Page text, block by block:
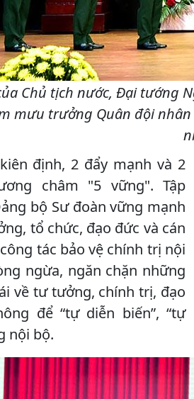
Chủ tịch nước, Đại tướng
mưu trưởng Quân đội
định, 2 đẩy mạnh và 2
châm "5 vững". Tập
bộ Sư đoàn vững mạnh
tổ chức, đạo đức và cán
tác bảo vệ chính trị nội
ngừa, ngăn chặn những
về tư tưởng, chính trị, đạo
để “tự diễn biến”, “tự
nội bộ.